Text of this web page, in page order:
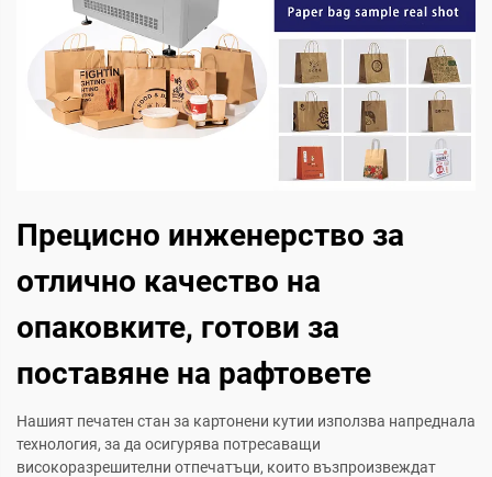
Прецисно инженерство за
отлично качество на
опаковките, готови за
поставяне на рафтовете
Нашият печатен стан за картонени кутии използва напреднала
технология, за да осигурява потресаващи
високоразрешителни отпечатъци, които възпроизвеждат